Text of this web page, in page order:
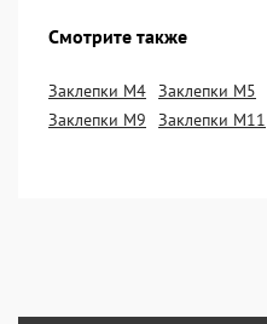
Смотрите также
Заклепки М4 Заклепки М5
Заклепки М9
Заклепки М11